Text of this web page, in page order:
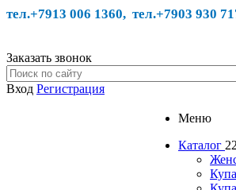
тел.+7913 006 1360, тел.+7903 930
Заказать звонок
Вход Регистрация
Меню
Каталог